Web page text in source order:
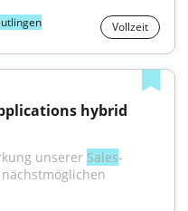
Vollzeit
hybrid
unserer Sales-